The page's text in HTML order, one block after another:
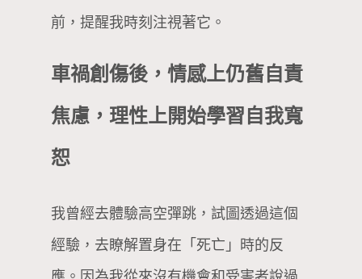
前，提醒我時刻注視著它。
車禍創傷後，情感上仍舊自責
焦慮，理性上開始學習自我寬
恕
我曾經去體驗高空彈跳，試圖透過這個
經驗，去瞭解置身在「死亡」時的反